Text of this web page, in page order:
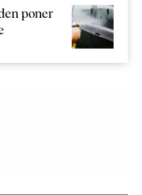
poner